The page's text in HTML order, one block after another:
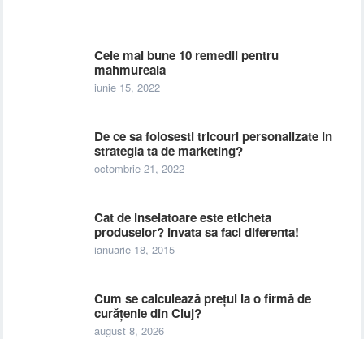
Cele mai bune 10 remedii pentru
mahmureala
iunie 15, 2022
De ce sa folosesti tricouri personalizate in
strategia ta de marketing?
octombrie 21, 2022
Cat de inselatoare este eticheta
produselor? Invata sa faci diferenta!
ianuarie 18, 2015
Cum se calculează prețul la o firmă de
curățenie din Cluj?
august 8, 2026